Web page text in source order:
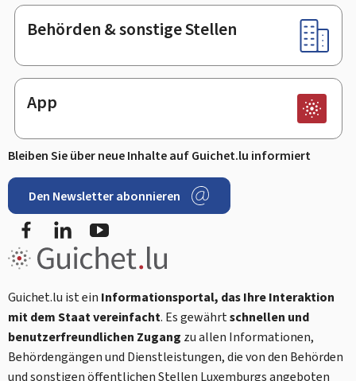
Behörden & sonstige Stellen
App
Bleiben Sie über neue Inhalte auf Guichet.lu informiert
Den Newsletter abonnieren
FacebookLinkedIn
Guichet.lu ist ein Informationsportal, das Ihre Interaktion
mit dem Staat vereinfacht. Es gewährtschnellen und
benutzerfreundlichen Zugang zu allen Informationen,
Behördengängen und Dienstleistungen, die von den Behörden
und sonstigen öffentlichen Stellen Luxemburgs angeboten